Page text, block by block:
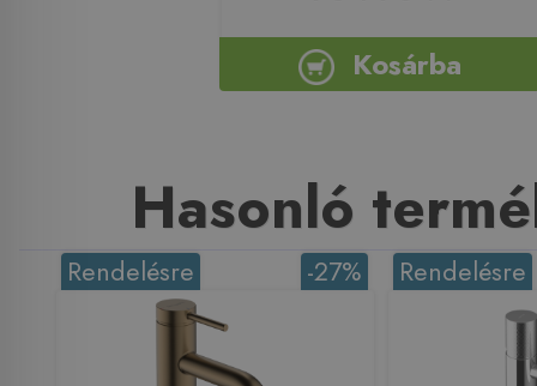
Kosárba
Hasonló
-27%
Rendelésre Rendelésre